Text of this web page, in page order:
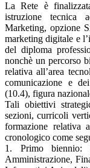
La Rete è
istruzione tecnica
Marketing, opzione
marketing digitale e
del diploma
nonchè un percorso
relativa all’area
comunicazione e
(10.4), figura
Tali obiettivi
sezioni, curricoli
formazione relativa
cronologico come
1. Primo biennio:
Amministrazione,